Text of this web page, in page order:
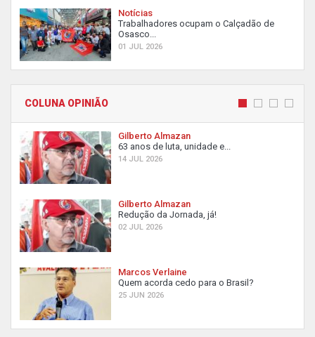
Notícias
Trabalhadores ocupam o Calçadão de
Osasco...
01 JUL 2026
COLUNA OPINIÃO
Gilberto Almazan
63 anos de luta, unidade e...
14 JUL 2026
Gilberto Almazan
Redução da Jornada, já!
02 JUL 2026
Marcos Verlaine
Quem acorda cedo para o Brasil?
25 JUN 2026